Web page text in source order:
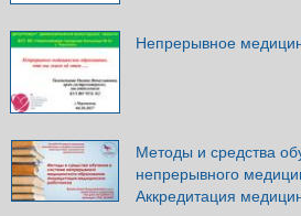
Непрерывное
Методы и средства
непрерывного
Аккредитация